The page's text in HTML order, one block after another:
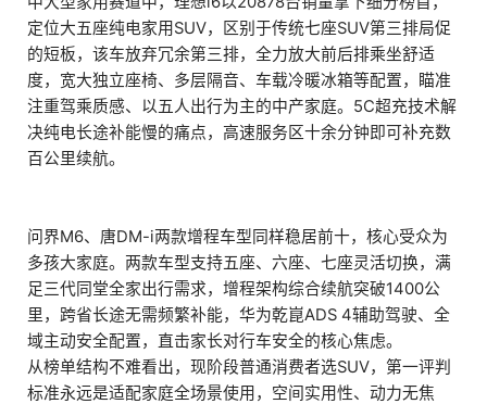
定位大五座纯电家用SUV，区别于传统七座SUV第三排局促
的短板，该车放弃冗余第三排，全力放大前后排乘坐舒适
度，宽大独立座椅、多层隔音、车载冷暖冰箱等配置，瞄准
注重驾乘质感、以五人出行为主的中产家庭。5C超充技术解
决纯电长途补能慢的痛点，高速服务区十余分钟即可补充数
百公里续航。
问界M6、唐DM-i两款增程车型同样稳居前十，核心受众为
多孩大家庭。两款车型支持五座、六座、七座灵活切换，满
足三代同堂全家出行需求，增程架构综合续航突破1400公
里，跨省长途无需频繁补能，华为乾崑ADS 4辅助驾驶、全
域主动安全配置，直击家长对行车安全的核心焦虑。
从榜单结构不难看出，现阶段普通消费者选SUV，第一评判
标准永远是适配家庭全场景使用，空间实用性、动力无焦